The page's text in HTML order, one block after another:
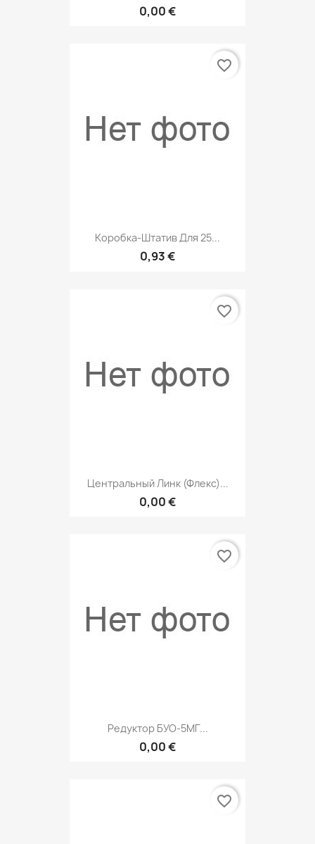
0,00 €
Коробка-Штатив Для 25...
0,93 €
favorite_border
Центральный Линк (флекс)...
0,00 €
favorite_border
Редуктор БУО-5МГ...
0,00 €
favorite_border
favorite_border